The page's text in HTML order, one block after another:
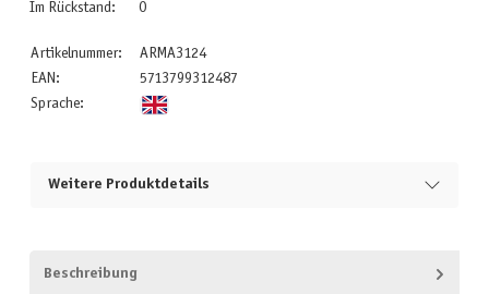
Im Rückstand:
0
Artikelnummer:
ARMA3124
EAN:
5713799312487
Sprache:
Weitere Produktdetails
Beschreibung